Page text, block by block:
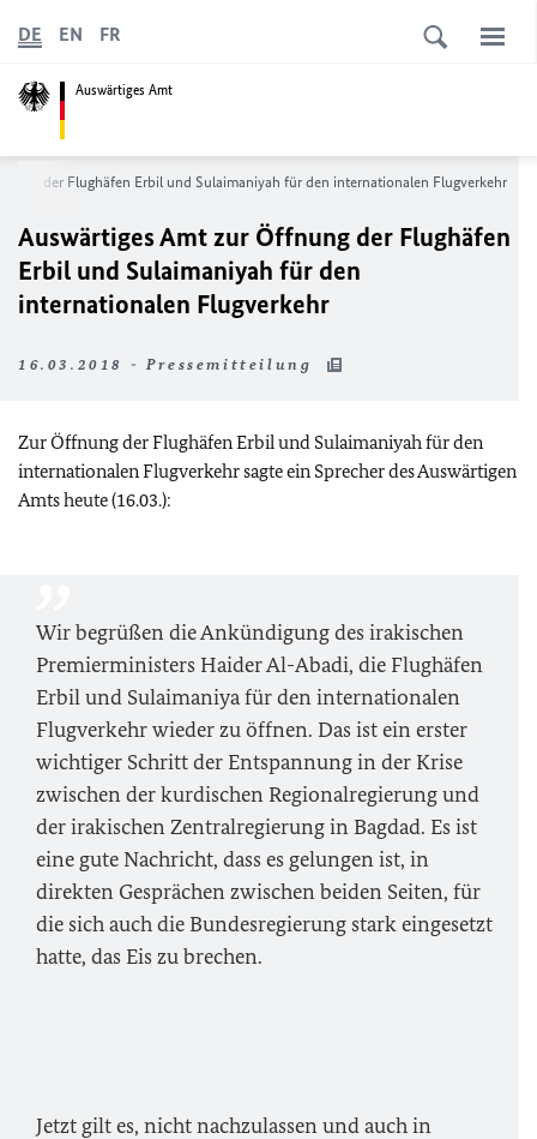
Auswärtiges Amt
DE EN FR
der Flughäfen Erbil und Sulaimaniyah für den internationalen Flugverkehr
Auswärtiges Amt zur Öffnung der Flughäfen
Erbil und Sulaimaniyah für den
internationalen Flugverkehr
16.03.2018 - Pressemitteilung
Zur Öffnung der Flughäfen Erbil und Sulaimaniyah für den
internationalen Flugverkehr sagte ein Sprecher des Auswärtigen
Amts heute (16.03.):
Wir begrüßen die Ankündigung des irakischen
Premierministers Haider Al-Abadi, die Flughäfen
Erbil und Sulaimaniya für den internationalen
Flugverkehr wieder zu öffnen. Das ist ein erster
wichtiger Schritt der Entspannung in der Krise
zwischen der kurdischen Regionalregierung und
der irakischen Zentralregierung in Bagdad. Es ist
eine gute Nachricht, dass es gelungen ist, in
direkten Gesprächen zwischen beiden Seiten, für
die sich auch die Bundesregierung stark eingesetzt
hatte, das Eis zu brechen.
Jetzt gilt es, nicht nachzulassen und auch in